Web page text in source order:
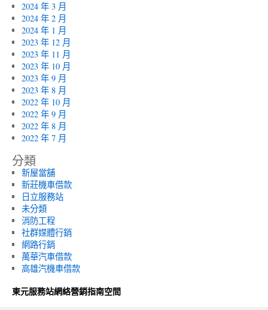
2024 年 3 月
2024 年 2 月
2024 年 1 月
2023 年 12 月
2023 年 11 月
2023 年 10 月
2023 年 9 月
2023 年 8 月
2022 年 10 月
2022 年 9 月
2022 年 8 月
2022 年 7 月
分類
新屋當舖
新莊機車借款
日立服務站
未分類
消防工程
社群媒體行銷
網路行銷
萬華汽車借款
高雄汽機車借款
東元服務站網絡營銷指南空間